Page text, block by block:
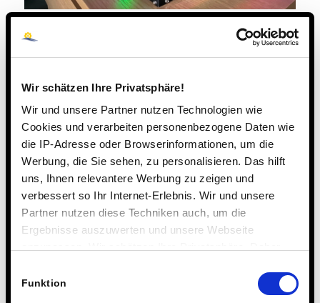
Wir schätzen Ihre Privatsphäre!
Wir und unsere Partner nutzen Technologien wie
Cookies und verarbeiten personenbezogene Daten wie
die IP-Adresse oder Browserinformationen, um die
Werbung, die Sie sehen, zu personalisieren. Das hilft
uns, Ihnen relevantere Werbung zu zeigen und
verbessert so Ihr Internet-Erlebnis. Wir und unsere
Partner nutzen diese Techniken auch, um die
Ergebnisse auszuwerten und unsere Webseite
Technologien.
Funktion
19. FEBRUAR 2026
Steinmühle erstmals als
Digitale Schule
ausgezeichnet
AKTUELLES, DIGITALISIERUNG & KI WETTBEWERBE & AUSZEICHNUNGEN